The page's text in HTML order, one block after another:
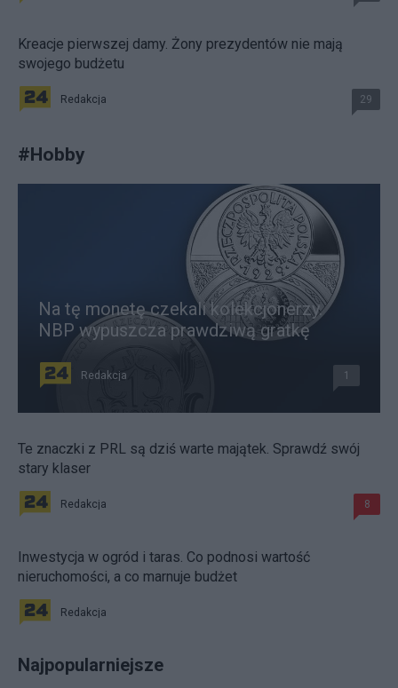
Kreacje pierwszej damy. Żony prezydentów nie mają
swojego budżetu
Redakcja 29
#Hobby
Na tę monetę czekali kolekcjonerzy.
NBP wypuszcza prawdziwą gratkę
Redakcja 1
Te znaczki z PRL są dziś warte majątek. Sprawdź swój
stary klaser
Redakcja 8
Inwestycja w ogród i taras. Co podnosi wartość
nieruchomości, a co marnuje budżet
Redakcja
Najpopularniejsze